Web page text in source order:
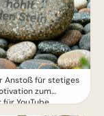
Anstoß für stetiges
zum
YouTube.